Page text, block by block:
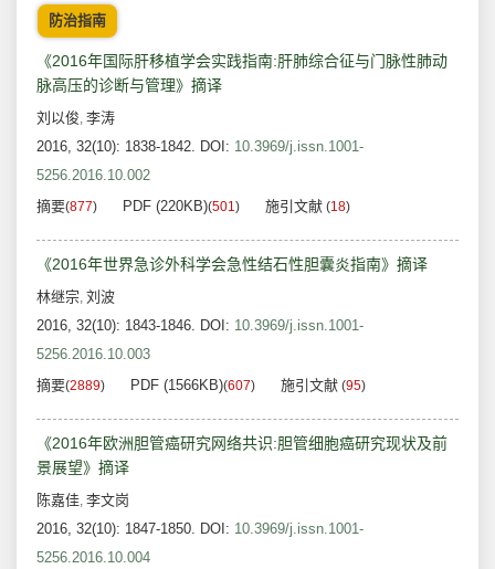
防治指南
《2016年国际肝移植学会实践指南:肝肺综合征与门脉性肺动
脉高压的诊断与管理》摘译
刘以俊, 李涛
2016, 32(10): 1838-1842. DOI: 10.3969/j.issn.1001-
5256.2016.10.002
摘要(877) PDF (220KB)(501) 施引文献 (18)
《2016年世界急诊外科学会急性结石性胆囊炎指南》摘译
林继宗, 刘波
2016, 32(10): 1843-1846. DOI: 10.3969/j.issn.1001-
5256.2016.10.003
摘要(2889) PDF (1566KB)(607) 施引文献 (95)
《2016年欧洲胆管癌研究网络共识:胆管细胞癌研究现状及前
景展望》摘译
陈嘉佳, 李文岗
2016, 32(10): 1847-1850. DOI: 10.3969/j.issn.1001-
5256.2016.10.004